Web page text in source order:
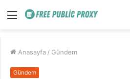
Menü
Anasayfa / Gündem
Gündem